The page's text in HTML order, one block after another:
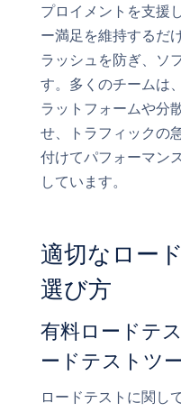
プロイメントを支援
ー満足を維持するだ
ラッシュを防ぎ、ソ
す。多くのチームは
ラットフォームや分
せ、トラフィックの
付けてパフォーマン
しています。
適切なロー
選び方
有料ロードテ
ードテストツ
ロードテストに関し